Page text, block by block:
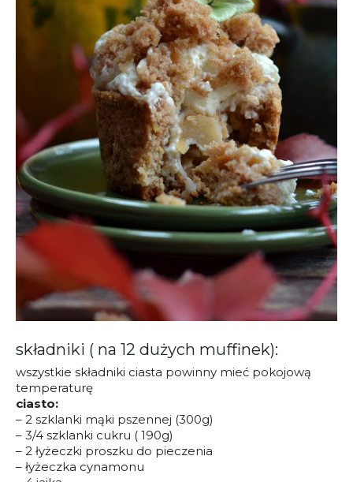
składniki ( na 12 dużych muffinek):
wszystkie składniki ciasta powinny mieć pokojową
temperaturę
ciasto:
– 2 szklanki mąki pszennej (300g)
– 3/4 szklanki cukru ( 190g)
– 2 łyżeczki proszku do pieczenia
– łyżeczka cynamonu